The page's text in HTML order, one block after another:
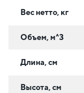
Вес нетто, кг
Объем, м^3
Длина, см
Высота, см